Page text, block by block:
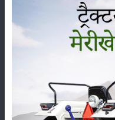
की बुवाई व बीजों को उपचारित
चाहिए।
इसके बाद बीजों को दवा से
कतार से कतार की दूरी 1 मीटर और
किसान खीरे की खेती से
कृषि वैज्ञानिकों के मुताबिक, एक
उपज प्राप्त की जा सकती है।